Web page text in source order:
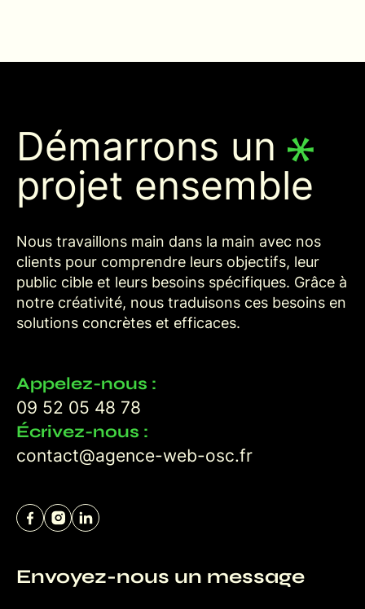
Démarrons un
projet ensemble
Nous travaillons main dans la main avec nos
clients pour comprendre leurs objectifs, leur
public cible et leurs besoins spécifiques. Grâce à
notre créativité, nous traduisons ces besoins en
solutions concrètes et efficaces.
Appelez-nous :
09 52 05 48 78
Écrivez-nous :
contact@agence-web-osc.fr
Envoyez-nous un message